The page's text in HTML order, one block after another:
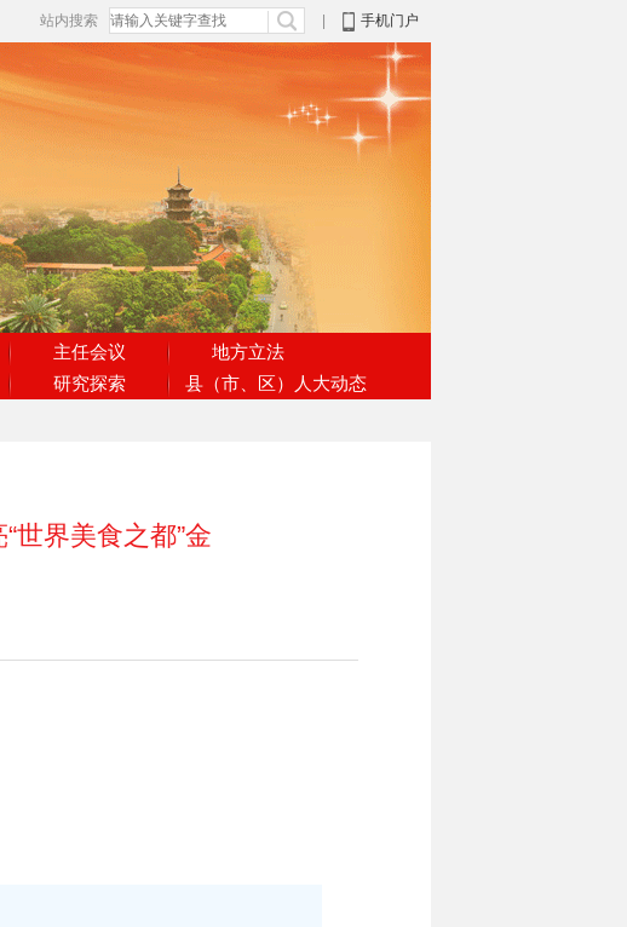
站内搜索 手机门户
主任会议
地方立法
研究探索 县（市、区）人大动态
世界美食之都”金